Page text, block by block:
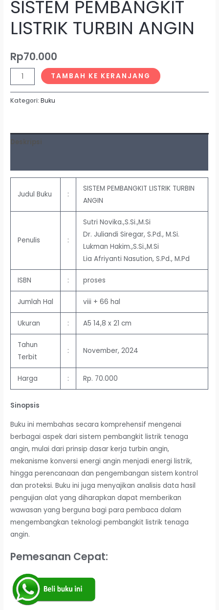
SISTEM PEMBANGKIT
LISTRIK TURBIN ANGIN
Rp70.000
TAMBAH KE KERANJANG
Kategori:Buku
Deskripsi
Judul Buku :
SISTEM PEMBANGKIT LISTRIK TURBIN
ANGIN
Penulis :
Sutri Novika.,S.Si.,M.Si
Dr. Juliandi Siregar, S.Pd., M.Si.
Lukman Hakim.,S.Si.,M.Si
Lia Afriyanti Nasution, S.Pd., M.Pd
ISBN : proses
Jumlah Hal viii + 66 hal
Ukuran : A5 14,8 x 21 cm
Tahun
Terbit
: November, 2024
Harga : Rp. 70.000
Sinopsis
Buku ini membahas secara komprehensif mengenai
berbagai aspek dari sistem pembangkit listrik tenaga
angin, mulai dari prinsip dasar kerja turbin angin,
mekanisme konversi energi angin menjadi energi listrik,
hingga perencanaan dan pengembangan sistem kontrol
dan proteksi. Buku ini juga menyajikan analisis data hasil
pengujian alat yang diharapkan dapat memberikan
wawasan yang berguna bagi para pembaca dalam
mengembangkan teknologi pembangkit listrik tenaga
angin.
Pemesanan Cepat: